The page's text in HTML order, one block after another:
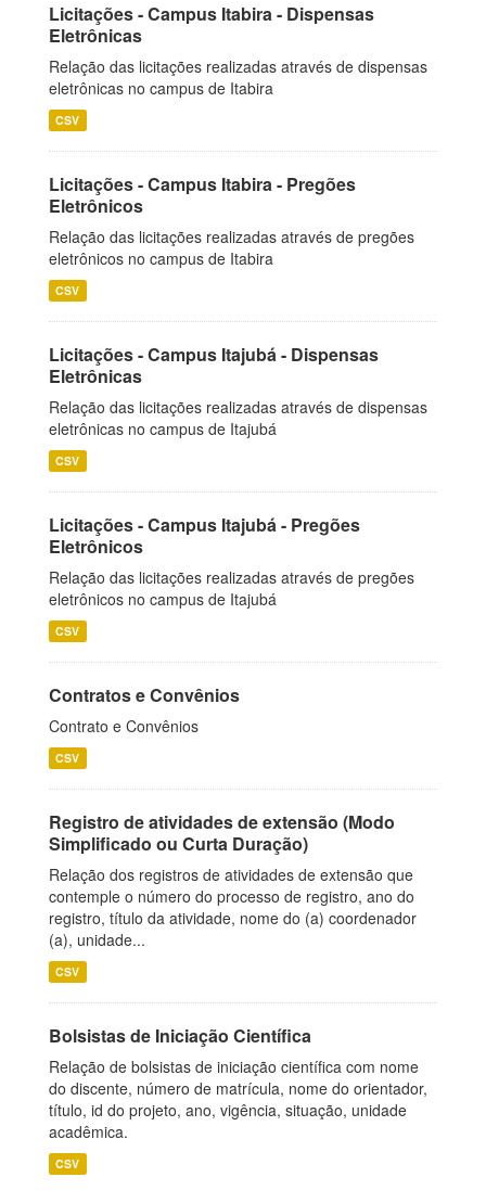
Licitações - Campus Itabira - Dispensas
Eletrônicas
Relação das licitações realizadas através de dispensas
eletrônicas no campus de Itabira
CSV
Licitações - Campus Itabira - Pregões
Eletrônicos
Relação das licitações realizadas através de pregões
eletrônicos no campus de Itabira
CSV
Licitações - Campus Itajubá - Dispensas
Eletrônicas
Relação das licitações realizadas através de dispensas
eletrônicas no campus de Itajubá
CSV
Licitações - Campus Itajubá - Pregões
Eletrônicos
Relação das licitações realizadas através de pregões
eletrônicos no campus de Itajubá
CSV
Contratos e Convênios
Contrato e Convênios
CSV
Registro de atividades de extensão (Modo
Simplificado ou Curta Duração)
Relação dos registros de atividades de extensão que
contemple o número do processo de registro, ano do
registro, título da atividade, nome do (a) coordenador
(a), unidade...
CSV
Bolsistas de Iniciação Científica
Relação de bolsistas de iniciação científica com nome
do discente, número de matrícula, nome do orientador,
título, id do projeto, ano, vigência, situação, unidade
acadêmica.
CSV